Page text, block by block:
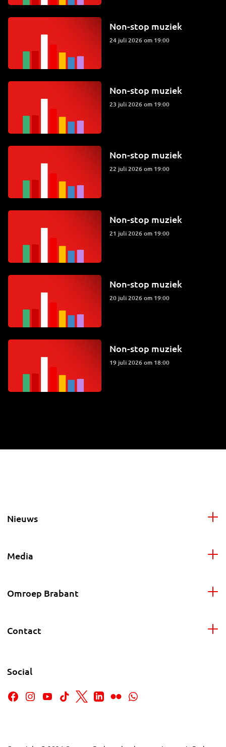
Non-stop muziek
24 juli 2026 om 19:00
Non-stop muziek
23 juli 2026 om 19:00
Non-stop muziek
22 juli 2026 om 19:00
Non-stop muziek
21 juli 2026 om 19:00
Non-stop muziek
20 juli 2026 om 19:00
Non-stop muziek
19 juli 2026 om 18:00
Nieuws
Media
Omroep Brabant
Contact
Social